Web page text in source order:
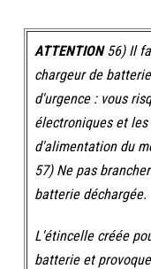
ATTENTION56) Il
chargeur de
d'urgence : vous
électroniques et
d'alimentation du
57) Ne pas
batterie déchargée.
L'étincelle créée
batterie et